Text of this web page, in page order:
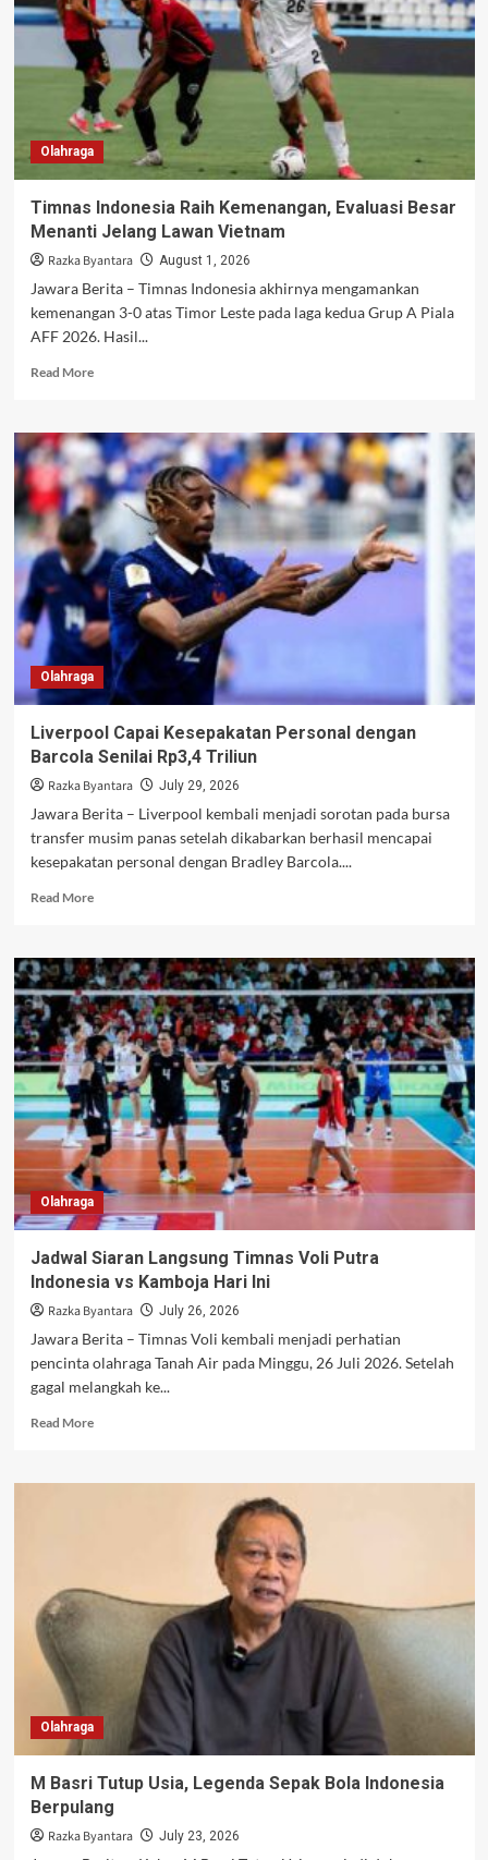
Mitchell
Baker
Jelang
Duel
Kontra
Indonesia
Olahraga
Timnas Indonesia Raih Kemenangan, Evaluasi Besar
Menanti Jelang Lawan Vietnam
Razka Byantara August 1, 2026
Jawara Berita – Timnas Indonesia akhirnya mengamankan
kemenangan 3-0 atas Timor Leste pada laga kedua Grup A Piala
AFF 2026. Hasil...
Read MoreRead
Timnas
Indonesia
Raih
Kemenangan,
Evaluasi
Besar
Menanti
Jelang
Lawan
Vietnam
Olahraga
Liverpool Capai Kesepakatan Personal dengan
Barcola Senilai Rp3,4 Triliun
Razka Byantara July 29, 2026
Jawara Berita – Liverpool kembali menjadi sorotan pada bursa
transfer musim panas setelah dikabarkan berhasil mencapai
kesepakatan personal dengan Bradley Barcola....
Read MoreRead
Liverpool
Capai
Kesepakatan
Personal
dengan
Barcola
Senilai
Rp3,4
Triliun
Olahraga
Jadwal Siaran Langsung Timnas Voli Putra
Indonesia vs Kamboja Hari Ini
Razka Byantara July 26, 2026
Jawara Berita – Timnas Voli kembali menjadi perhatian
pencinta olahraga Tanah Air pada Minggu, 26 Juli 2026. Setelah
gagal melangkah ke...
Read MoreRead
Jadwal
Putra
Indonesia
Kamboja
Olahraga
M Basri Tutup Usia, Legenda Sepak Bola Indonesia
Berpulang
Razka Byantara July 23, 2026